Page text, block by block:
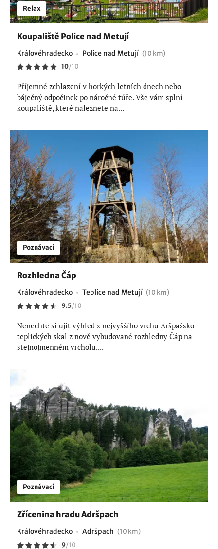
Relax
Koupaliště Police nad Metují
Královéhradecko Police nad Metují (10 km)
10/10
Příjemné zchlazení v horkých letních dnech nebo
báječný odpočinek po náročné túře. Vše vám splní
koupaliště, které naleznete na...
Poznávací
Rozhledna Čáp
Královéhradecko Teplice nad Metují (10 km)
9.5/10
Nenechte si ujít výhled z nejvyššího vrchu Aršpašsko-
teplických skal z nově vybudované rozhledny Čáp na
stejnojmenném vrcholu....
Poznávací
Zřícenina hradu Adršpach
Královéhradecko Adršpach (10 km)
9/10